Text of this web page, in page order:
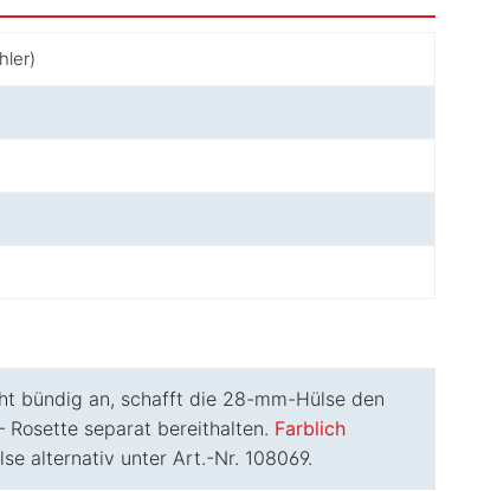
bündig an, schafft die 28-mm-Hülse den
separat bereithalten. Farblich
alternativ unter Art.-Nr. 108069.